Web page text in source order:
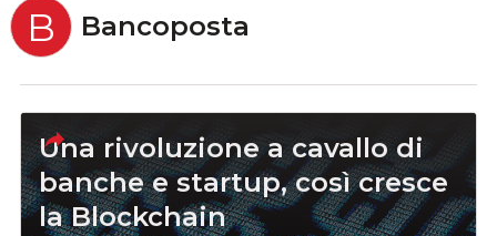
B Bancoposta
Una rivoluzione a cavallo di
banche e startup, così cresce
la Blockchain